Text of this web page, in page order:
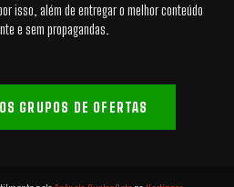
isso, além de entregar o melhor conteúdo
e sem propagandas.
GRUPOS DE OFERTAS